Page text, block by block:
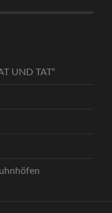
UND TAT“